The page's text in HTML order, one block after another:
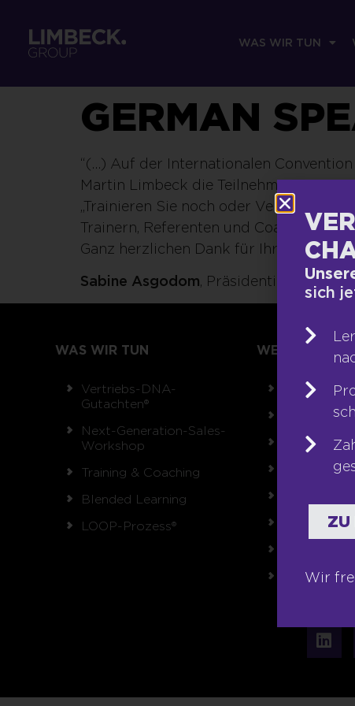
WAS WIR TUN
GERMAN
“(…) Auf der Internationalen
Martin Limbeck die Teilnehmer seines
„Trainieren Sie noch oder Verdienen
Trainern, Referenten und Coaches –
Ganz herzlichen Dank für Ihr
Sabine Asgodom, Präsidentin 2007 –
WAS WIR TUN
Vertriebs-DNA-
Gutachten®
Next-Generation-Sales-
Workshop
Training & Coaching
Blended Learning
LOOP-Prozess®
WER WIR SIND
Team
Unsere
Referenzen
Franchise
Shop
sich
ZU
Wir